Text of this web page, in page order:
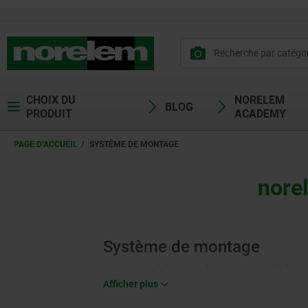
CHOIX DU
PRODUIT
BLOG
NORELEM
ACADEMY
PAGE D’ACCUEIL SYSTÈME DE MONTAGE
Système de montage
(10000) et des vérins pneumatiques (12000).
Afficher plus